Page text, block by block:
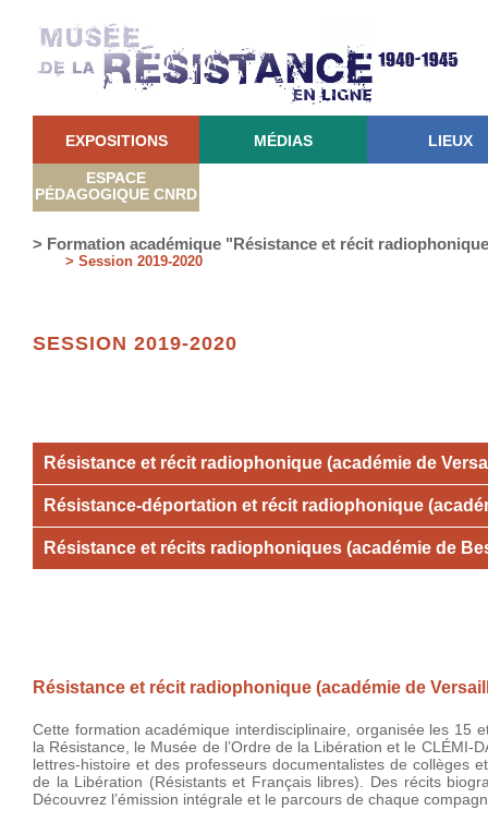
EXPOSITIONS MÉDIAS LIEUX
ESPACE
PÉDAGOGIQUE CNRD
> Formation académique "Résistance et récit
> Session 2019-2020
SESSION 2019-2020
Résistance et récit radiophonique (académie de
Résistance-déportation et récit radiophonique
Résistance et récits radiophoniques (académie de
Résistance et récit radiophonique (académie de
Cette formation académique interdisciplinaire, organisée les 15
la Résistance, le Musée de l’Ordre de la Libération et le CLÉMI-
lettres-histoire et des professeurs documentalistes de collèges
de la Libération (Résistants et Français libres). Des récits
Découvrez l’émission intégrale et le parcours de chaque